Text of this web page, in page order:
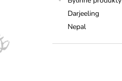
Darjeeling
Nepal